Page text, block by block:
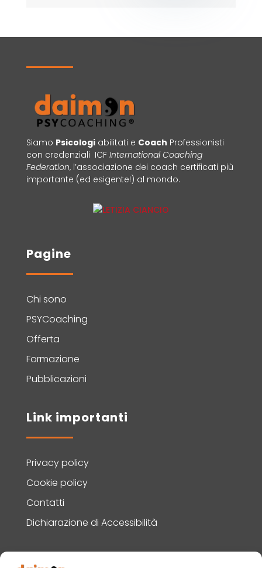
Siamo Psicologiabilitati e Coach Professionisti
con credenziali ICF International Coaching
Federation, l’associazione dei coach certificati più
importante (ed esigente!) al mondo.
Pagine
Chi sono
PSYCoaching
Offerta
Formazione
Pubblicazioni
Link importanti
Privacy policy
Cookie policy
Contatti
Dichiarazione di Accessibilità
Contatti